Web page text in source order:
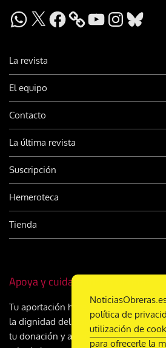
WhatsApp
X Facebook YouTubeInstagram
Bluesky
La revista
El equipo
Contacto
La última revista
Suscripción
Hemeroteca
Tienda
Apoya y cuida Noticias Obreras
Tu aportación hace posible un
la dignidad del trabajo, la justicia
tu donación y ayúdanos a seguir
política de
utilización de
para ofrecerle la